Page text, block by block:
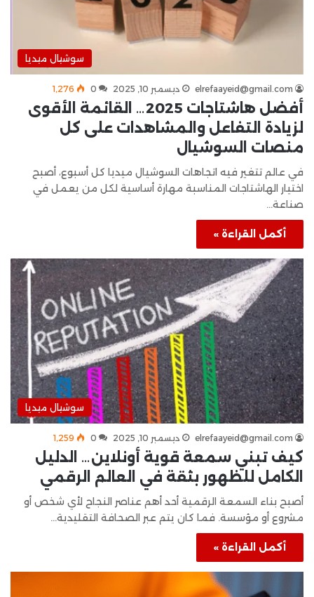
سوشيال ميديا
elrefaayeid@gmail.com ديسمبر 10, 2025 0 1٬276
أفضل هاشتاجات 2025… القائمة الأقوى
لزيادة التفاعل والمشاهدات على كل
منصات السوشيال
في عالم تتغير فيه اتجاهات السوشيال ميديا كل أسبوع، أصبح
اختيار الهاشتاجات المناسبة مهارة أساسية لكل من يعمل في
صناعة…
أكمل القراءة »
سوشيال ميديا
elrefaayeid@gmail.com ديسمبر 10, 2025 0 1٬259
كيف تبني سمعة قوية أونلاين… الدليل
الكامل للظهور بثقة في العالم الرقمي
أصبح بناء السمعة الرقمية أحد أهم عناصر النجاح لأي شخص أو
مشروع أو مؤسسة. فما كان يتم عبر الصحافة التقليدية…
أكمل القراءة »